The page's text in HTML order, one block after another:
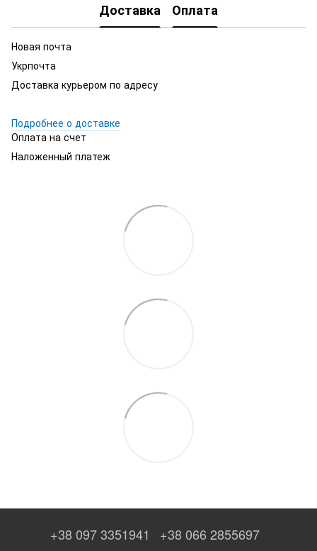
Доставка Оплата
Новая почта
Укрпочта
Доставка курьером по адресу
Подробнее о доставке
Оплата на счет
Наложенный платеж
+38 097 3351941 +38 066 2855697